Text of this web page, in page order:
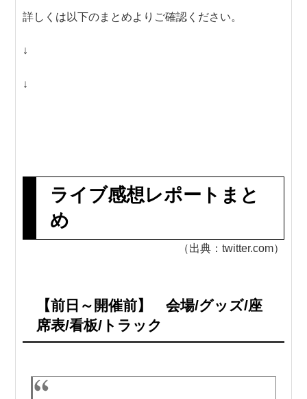
詳しくは以下のまとめよりご確認ください。
↓
↓
ライブ感想レポートまと
め
（出典：twitter.com）
【前日～開催前】 会場/グッズ/座
席表/看板/トラック